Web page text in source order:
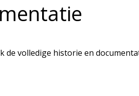
de volledige historie en